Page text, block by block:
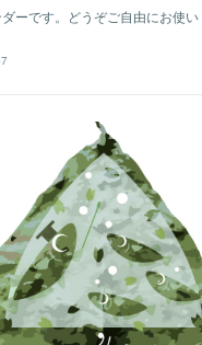
ーです。どうぞご自由にお使い